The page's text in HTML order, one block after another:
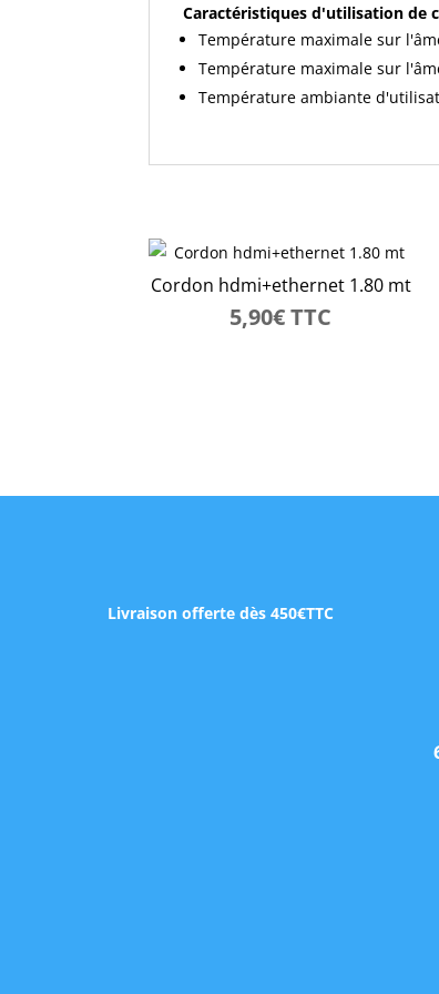
Caractéristiques d'utilisation de
Température maximale sur
Température maximale sur
Température ambiante
Cordon hdmi+ethernet 1.80 mt
5,90€ TTC
Livraison offerte dès 450€TTC